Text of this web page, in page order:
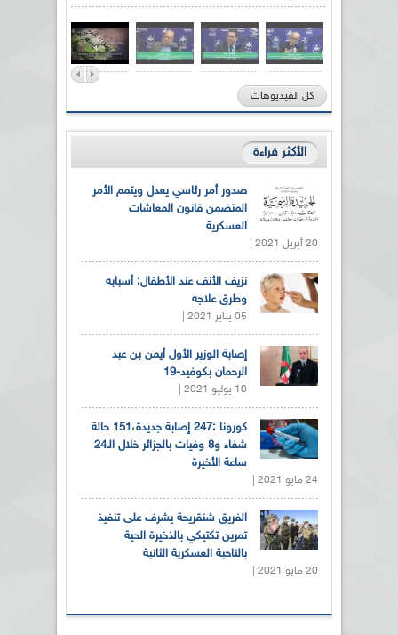
كل الفيديوهات
الأكثر قراءة
صدور أمر رئاسي يعدل ويتمم الأمر
المتضمن قانون المعاشات
العسكرية
20 أبريل 2021 |
نزيف الأنف عند الأطفال: أسبابه
وطرق علاجه
05 يناير 2021 |
إصابة الوزير الأول أيمن بن عبد
الرحمان بكوفيد-19
10 يوليو 2021 |
كورونا :247 إصابة جديدة،151 حالة
شفاء و8 وفيات بالجزائر خلال الـ24
ساعة الأخيرة
24 مايو 2021 |
الفريق شنقريحة يشرف على تنفيذ
تمرين تكتيكي بالذخيرة الحية
بالناحية العسكرية الثانية
20 مايو 2021 |